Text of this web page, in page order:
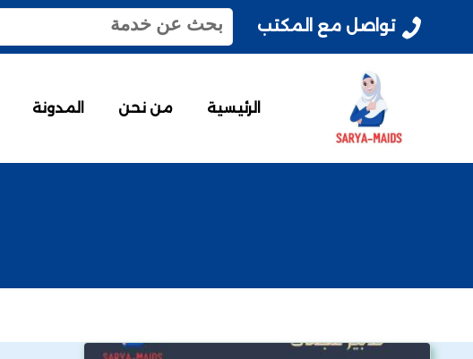
تواصل مع المكتب
ب
ع
الرئيسية من نحن المدونة